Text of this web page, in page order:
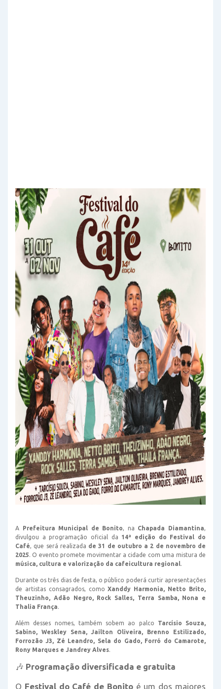
A Prefeitura Municipal de Bonito , na Chapada Diamantina
divulgou a programação oficial da 14ª edição do Festival do
Café , que será realizada de 31 de outubro a 2 de novembro de
2025 . O evento promete movimentar a cidade com uma mistura de
música, cultura e valorização da cafeicultura regional
Durante os três dias de festa, o público poderá curtir apresentações
de artistas consagrados, comoXanddy Harmonia, Netto Brito,
Theuzinho, Adão Negro, Rock Salles, Terra Samba, Nona e
Thalia França
Além desses nomes, também sobem ao palco Tarcísio Souza,
Sabino, Weskley Sena, Jailton Oliveira, Brenno Estilizado,
Forrozão J3, Zé Leandro, Sela do Gado, Forró do Camarote,
Rony Marques e Jandrey Alves
🎶 Programação diversificada e gratuita
O Festival do Café de Bonitoé um dos maiores